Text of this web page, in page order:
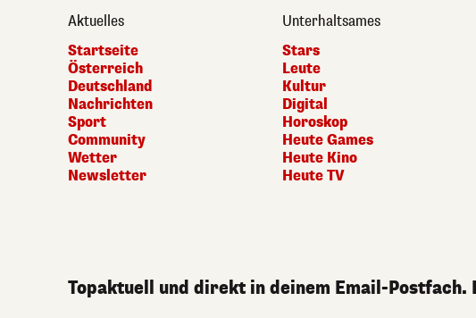
Aktuelles
Startseite
Österreich
Deutschland
Nachrichten
Sport
Community
Wetter
Newsletter
Unterhaltsames
Stars
Leute
Kultur
Digital
Horoskop
Heute Games
Heute Kino
Heute TV
Topaktuell und direkt in deinem Email-